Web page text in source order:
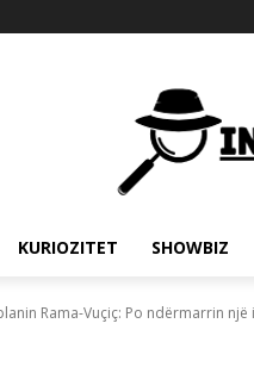
KURIOZITET SHOWBIZ
Rama-Vuçiç: Po ndërmarrin